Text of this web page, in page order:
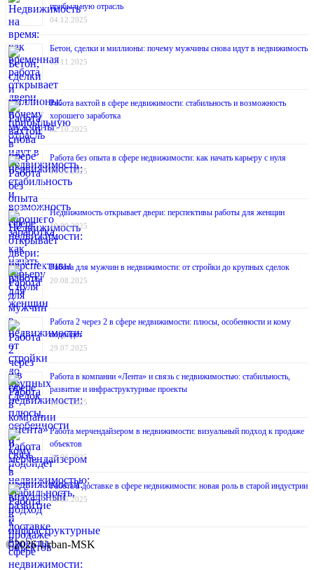
прибыльную отрасль
04.12.2025
Бетон, сделки и миллионы: почему мужчины снова идут в недвижимость
12.11.2025
Работа вахтой в сфере недвижимости: стабильность и возможность
хорошего заработка
22.10.2025
Работа без опыта в сфере недвижимости: как начать карьеру с нуля
01.10.2025
Недвижимость открывает двери: перспективы работы для женщин
10.09.2025
Работа для мужчин в недвижимости: от стройки до крупных сделок
20.08.2025
Работа 2 через 2 в сфере недвижимости: плюсы, особенности и кому
подойдёт
29.07.2025
Работа в компании «Лента» и связь с недвижимостью: стабильность,
развитие и инфраструктурные проекты
10.07.2025
Работа мерчендайзером в недвижимости: визуальный подход к продаже
объектов
20.06.2025
Работа в доставке в сфере недвижимости: новая роль в старой индустрии
03.06.2025
©2026 Urban-MSK